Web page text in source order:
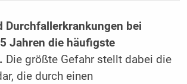
Durchfallerkrankungen bei
Jahren die häufigste
Die größte Gefahr stellt dabei die
die durch einen